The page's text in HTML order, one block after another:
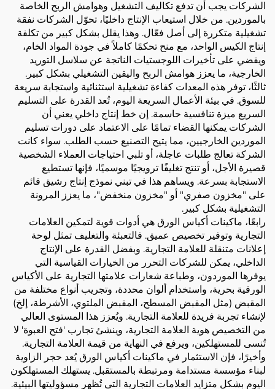
الشركات يجب أن تدفع تكاليف التشغيل وهوامش الربح الخاصة
بالموردين. من خلال استيعاب الإنتاج داخليًا، تحوّل الشركات نفقة
تشغيلية متكررة إلى أصل فعّال. وهذا يقلل بشكل كبير من تكلفة
إنتاج الكيس الواحد، مع منح تحكمًا كاملاً في جودة المواد الخام،
ويقضي على تأخيرات اللوجستيات الناتجة عن سلاسل التوريد
الخارجية، ما يعزز هوامش الربح واليقين التشغيلي بشكل كبير.
ثالثًا، توفر هذه المعدات كفاءة تشغيلية استثنائية واستجابة سريعة
للسوق. في بيئة الأعمال السريعة اليوم، تُعد القدرة على التسليم
السريع ميزة تنافسية حاسمة. إن خط إنتاج داخلي يعني أن
الشركات يمكنها القضاء تمامًا على الاعتماد على دورات تسليم
الموردين الخارجيين، مما يتيح التصنيع حسب الطلب. سواء كانت
الشركة تعالج طلبات عاجلة، أو تلبي احتياجات العملاء الشخصية
قصيرة الأجل، أو تنتج تغليفًا ترويجيًا موسميًا، فإنها تستطيع
الاستجابة بسرعة. ويساهم هذا في تبني نموذج إنتاج رشيق قائم
على "مخزون صفري" أو "مخزون منخفض"، ما يعزز المرونة
التشغيلية بشكل كبير.
رابعًا، ماكينات أكياس الورق هي أدوات قوية لتمكين العلامات
التجارية وتوفير تخصيص عميق. فالتعبئة والتغليف تمثل لوحة
إعلانات متنقلة للعلامة التجارية. وبفضل القدرة على الإنتاج
الداخلي، يمكن للشركات التحرر من الخيارات القياسية التي
يوفرها الموردون، وطباعة شعارات علامتها التجارية على الأكياس
الورقية بحرية، واستخدام ألوان محددة، وتجريب أنواع مختلفة من
المقبض (مثل المقبض المسطح، المقبض الملتوي، الأشرطة، إلخ)
لإنشاء تجربة فريدة للعلامة التجارية. ويُعزز هذا المستوى العالي
من التخصيص هوية العلامة التجارية، وينشئ تجارب 'فتح العبوة' لا
تُنسى للمستهلكين، ويرفع في النهاية من قيمة العلامة التجارية.
وأخيرًا، فإن الاستثمار في ماكينات أكياس الورق يُعد حجر الزاوية
لبناء مؤسسة مستدامة ومرتبطة بالمستقبل. يستهلك المستهلكون
اليوم بشكل متزايد العلامات التجارية التي تُظهر مسؤوليتها البيئية.